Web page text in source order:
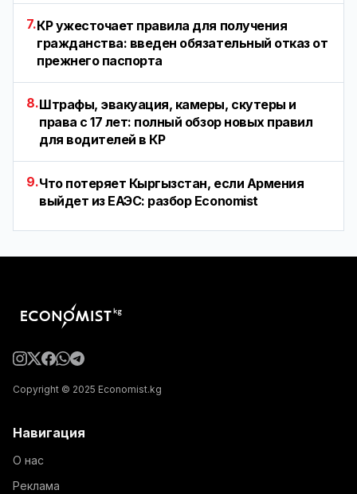
7.КР ужесточает правила для получения
гражданства: введен обязательный отказ от
прежнего паспорта
8.Штрафы, эвакуация, камеры, скутеры и
права с 17 лет: полный обзор новых правил
для водителей в КР
9.Что потеряет Кыргызстан, если Армения
выйдет из ЕАЭС: разбор Economist
Copyright © 2025 Economist.kg
Навигация
О нас
Реклама